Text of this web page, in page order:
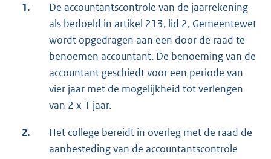
1.
De accountantscontrole van de jaarrekening
als bedoeld in artikel 213, lid 2, Gemeentewet
wordt opgedragen aan een door de raad te
benoemen accountant. De benoeming van de
accountant geschiedt voor een periode van
vier jaar met de mogelijkheid tot verlengen
van 2 x 1 jaar.
2.
Het college bereidt in overleg met de raad de
aanbesteding van de accountantscontrole